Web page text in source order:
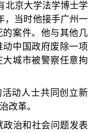
北京大学法学博士学
，当时他接手广州一
案件。他与其他几
中国政府废除一项
城市被警察任意拘
动人士共同创立新
改革。
治和社会问题发表